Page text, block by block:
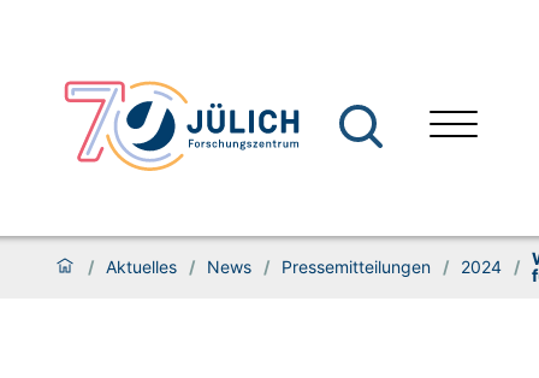
/ Aktuelles / News / Pressemitteilungen / 2024 /